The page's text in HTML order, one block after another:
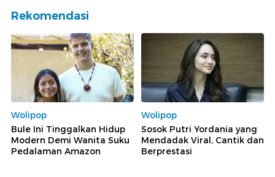
Rekomendasi
Wolipop
Bule Ini Tinggalkan Hidup
Modern Demi Wanita Suku
Pedalaman Amazon
Wolipop
Sosok Putri Yordania yang
Mendadak Viral, Cantik dan
Berprestasi